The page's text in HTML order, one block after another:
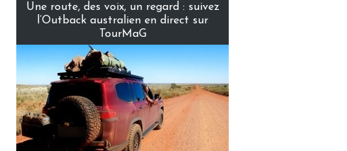
Une route, des voix, un regard : suivez
l’Outback australien en direct sur
TourMaG